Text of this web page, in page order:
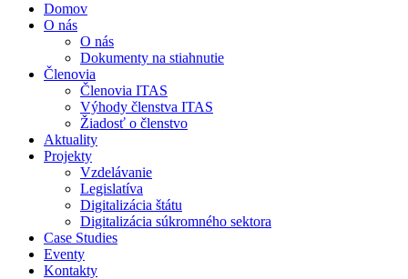
Domov
O nás
O nás
Dokumenty na stiahnutie
Členovia
Členovia ITAS
Výhody členstva ITAS
Žiadosť o členstvo
Aktuality
Projekty
Vzdelávanie
Legislatíva
Digitalizácia štátu
Digitalizácia súkromného sektora
Case Studies
Eventy
Kontakty